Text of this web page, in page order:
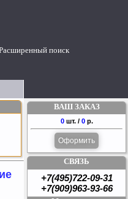
поиск
ВАШ ЗАКАЗ
0 шт. / 0 р.
Оформить
СВЯЗЬ
+7(495)722-09-31
+7(909)963-93-66